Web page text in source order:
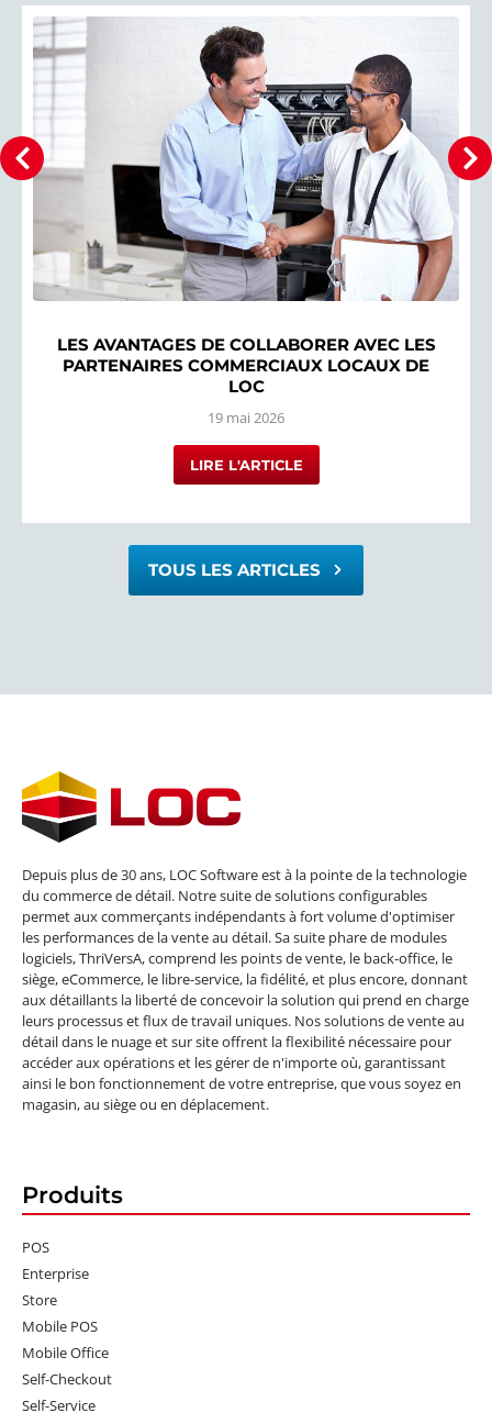
LES AVANTAGES DE COLLABORER AVEC LES
PARTENAIRES COMMERCIAUX LOCAUX DE
LOC
19 mai 2026
LIRE L'ARTICLE
TOUS LES ARTICLES
Depuis plus de 30 ans, LOC Software est à la pointe de la technologie
du commerce de détail. Notre suite de solutions configurables
permet aux commerçants indépendants à fort volume d'optimiser
les performances de la vente au détail. Sa suite phare de modules
logiciels, ThriVersA, comprend les points de vente, le back-office, le
siège, eCommerce, le libre-service, la fidélité, et plus encore, donnant
aux détaillants la liberté de concevoir la solution qui prend en charge
leurs processus et flux de travail uniques. Nos solutions de vente au
détail dans le nuage et sur site offrent la flexibilité nécessaire pour
accéder aux opérations et les gérer de n'importe où, garantissant
ainsi le bon fonctionnement de votre entreprise, que vous soyez en
magasin, au siège ou en déplacement.
Produits
POS
Enterprise
Store
Mobile POS
Mobile Office
Self-Checkout
Self-Service